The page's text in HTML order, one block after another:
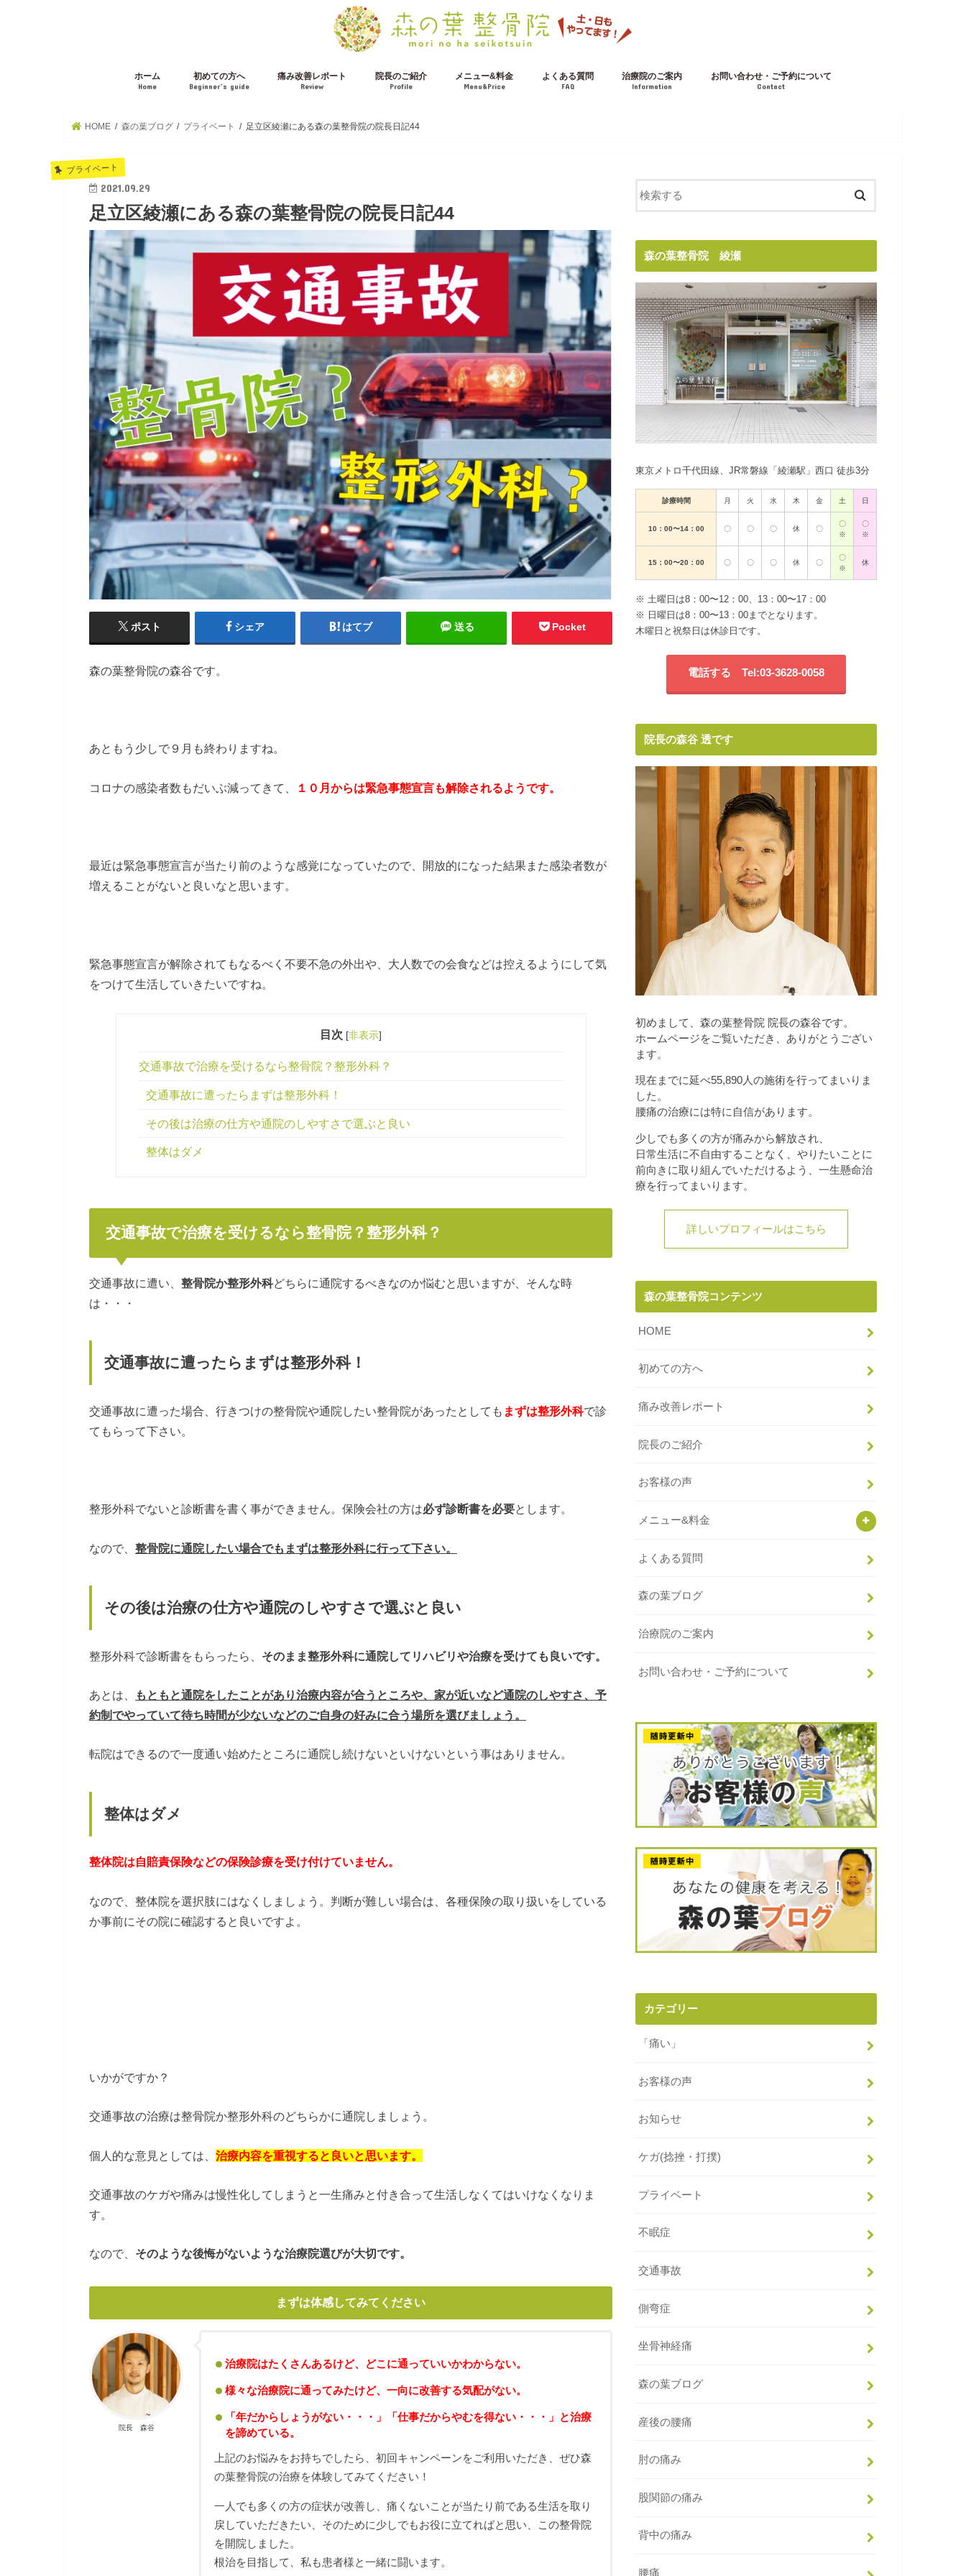
ホーム
Home
初めての方へ
Beginner’s guide
痛み改善レポート
Review
院長のご紹介
Profile
メニュー&料金
Menu&Price
よくある質問
FAQ
治療院のご案内
Information
お問い合わせ・ご予約について
Contact
HOME 森の葉ブログ プライベート 足立区綾瀬にある森の葉整骨院の院長日記44
プライベート
2021.09.29
足立区綾瀬にある森の葉整骨院の院長日記44
ポスト シェア はてブ 送る Pocket
森の葉整骨院の森谷です。
あともう少しで９月も終わりますね。
コロナの感染者数もだいぶ減ってきて、 １０月からは緊急事態宣言も解除されるようです。
最近は緊急事態宣言が当たり前のような感覚になっていたので、開放的になった結果また感染者数が
増えることがないと良いなと思います。
緊急事態宣言が解除されてもなるべく不要不急の外出や、大人数での会食などは控えるようにして気
をつけて生活していきたいですね。
目次 [非表示]
交通事故で治療を受けるなら整骨院？整形外科？
交通事故に遭ったらまずは整形外科！
その後は治療の仕方や通院のしやすさで選ぶと良い
整体はダメ
交通事故で治療を受けるなら整骨院？整形外科？
交通事故に遭い、 整骨院か整形外科どちらに通院するべきなのか悩むと思いますが、そんな時
は・・・
交通事故に遭ったらまずは整形外科！
交通事故に遭った場合、行きつけの整骨院や通院したい整骨院があったとしても まずは整形外科で診
てもらって下さい。
整形外科でないと診断書を書く事ができません。保険会社の方は必ず診断書を必要とします。
なので、 整骨院に通院したい場合でもまずは整形外科に行って下さい。
その後は治療の仕方や通院のしやすさで選ぶと良い
整形外科で診断書をもらったら、 そのまま整形外科に通院してリハビリや治療を受けても良いです。
あとは、
もともと通院をしたことがあり治療内容が合うところや、家が近いなど通院のしやすさ、予
約制でやっていて待ち時間が少ないなどのご自身の好みに合う場所を選びましょう。
転院はできるので一度通い始めたところに通院し続けないといけないという事はありません。
整体はダメ
整体院は自賠責保険などの保険診療を受け付けていません。
なので、整体院を選択肢にはなくしましょう。判断が難しい場合は、各種保険の取り扱いをしている
か事前にその院に確認すると良いですよ。
いかがですか？
交通事故の治療は整骨院か整形外科のどちらかに通院しましょう。
個人的な意見としては、 治療内容を重視すると良いと思います。
交通事故のケガや痛みは慢性化してしまうと一生痛みと付き合って生活しなくてはいけなくなりま
す。
なので、 そのような後悔がないような治療院選びが大切です。
まずは体感してみてください
院長 森谷
治療院はたくさんあるけど、どこに通っていいかわからない。
様々な治療院に通ってみたけど、一向に改善する気配がない。
「年だからしょうがない・・・」「仕事だからやむを得ない・・・」と治療
を諦めている。
上記のお悩みをお持ちでしたら、初回キャンペーンをご利用いただき、ぜひ森
の葉整骨院の治療を体験してみてください！
一人でも多くの方の症状が改善し、痛くないことが当たり前である生活を取り
戻していただきたい、そのために少しでもお役に立てればと思い、この整骨院
を開院しました。
根治を目指して、私も患者様と一緒に闘います。
森の葉整骨院 綾瀬
東京メトロ千代田線、JR常磐線「綾瀬駅」西口 徒歩3分
診療時間 月 火 水 木 金 土 日
10：00〜14：00 〇 〇 〇 休 〇
〇
※
〇
※
15：00〜20：00 〇 〇 〇 休 〇
〇
※
休
※ 土曜日は8：00〜12：00、13：00〜17：00
※ 日曜日は8：00〜13：00までとなります。
木曜日と祝祭日は休診日です。
電話する Tel:03-3628-0058
院長の森谷 透です
初めまして、森の葉整骨院 院長の森谷です。
ホームページをご覧いただき、ありがとうござい
ます。
現在までに延べ55,890人の施術を行ってまいりま
した。
腰痛の治療には特に自信があります。
少しでも多くの方が痛みから解放され、
日常生活に不自由することなく、やりたいことに
前向きに取り組んでいただけるよう、一生懸命治
療を行ってまいります。
詳しいプロフィールはこちら
森の葉整骨院コンテンツ
HOME
初めての方へ
痛み改善レポート
院長のご紹介
お客様の声
メニュー&料金
よくある質問
森の葉ブログ
治療院のご案内
お問い合わせ・ご予約について
カテゴリー
「痛い」
お客様の声
お知らせ
ケガ(捻挫・打撲)
プライベート
不眠症
交通事故
側弯症
坐骨神経痛
森の葉ブログ
産後の腰痛
肘の痛み
股関節の痛み
背中の痛み
腰痛